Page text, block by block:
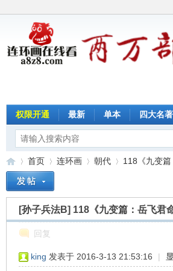
权限开通 最新 单本 四大名著
»
首页
›
连环画
›
朝代
›
118《九变篇
[孙子兵法B] 118《九变篇：岳飞君
回复
king 发表于 2016-3-13 21:53:16 |